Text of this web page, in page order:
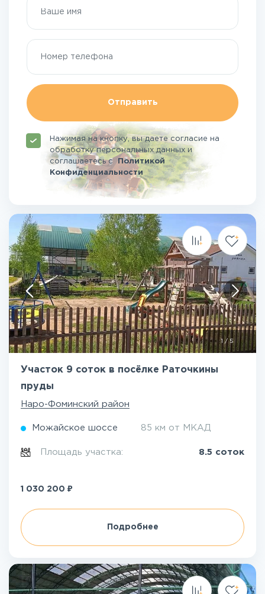
Отправить
Нажимая на кнопку, вы даете согласие на
обработку персональных данных и
соглашаетесьсПолитикой
Конфиденциальности
1 /5
Участок 9 соток в посёлке Раточкины
пруды
Наро-Фоминский район
Можайское шоссе 85 км от МКАД
Площадь участка: 8.5 соток
1 030 200 ₽
Подробнее